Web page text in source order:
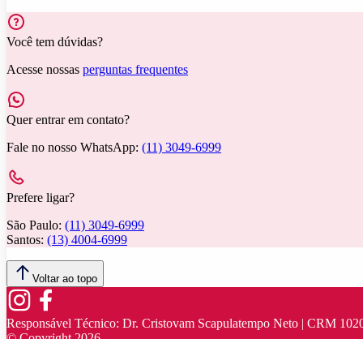
Você tem dúvidas?
Acesse nossas perguntas frequentes
Quer entrar em contato?
Fale no nosso WhatsApp: (11) 3049-6999
Prefere ligar?
São Paulo: (11) 3049-6999
Santos: (13) 4004-6999
Voltar ao topo
Responsável Técnico: Dr. Cristovam Scapulatempo Neto | CRM